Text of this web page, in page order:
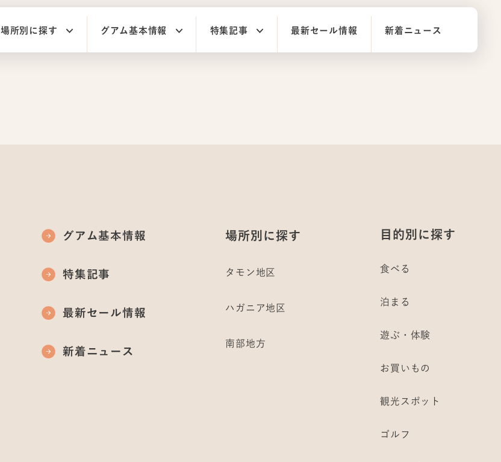
場所別に探す グアム基本情報 特集記事 最新セール情報 新着ニュース
グアム基本情報
特集記事
最新セール情報
新着ニュース
場所別に探す
タモン地区
ハガニア地区
南部地方
目的別に探す
食べる
泊まる
遊ぶ・体験
お買いもの
観光スポット
ゴルフ